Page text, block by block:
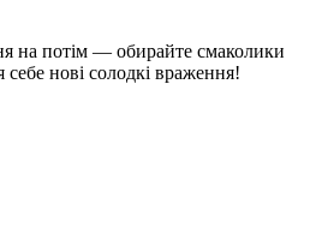
на потім — обирайте смаколики
себе нові солодкі враження!